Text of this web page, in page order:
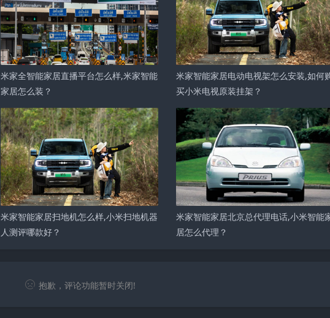
米家全智能家居直播平台怎么样,米家智能
家居怎么装？
米家智能家居电动电视架怎么安装,如何
买小米电视原装挂架？
米家智能家居扫地机怎么样,小米扫地机器
人测评哪款好？
米家智能家居北京总代理电话,小米智能
居怎么代理？
抱歉，评论功能暂时关闭!